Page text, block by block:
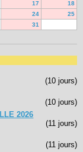
17
18
24
25
31
(10 jours)
(10 jours)
2026
(11 jours)
(11 jours)